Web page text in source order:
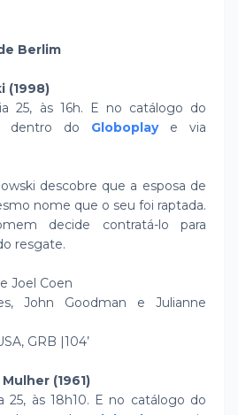
Berlim
(1998)
25, às 16h. E no catálogo do
dentro do Globoplaye via
descobre que a esposa de
nome que o seu foi raptada.
decide contratá-lo para
resgate.
Joel Coen
John Goodman e Julianne
USA, GRB |104’
(1961)
25, às 18h10. E no catálogo do